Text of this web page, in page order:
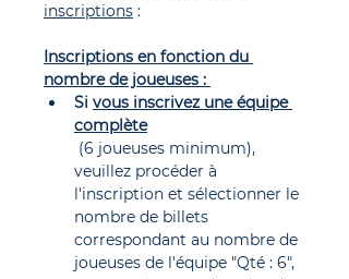
inscriptions :
Inscriptions en fonction du
nombre de joueuses :
Si vous inscrivez une équipe
complète
veuillez procéder à
l'inscription et sélectionner le
nombre de billets
correspondant au nombre de
joueuses de l'équipe "Qté : 6",